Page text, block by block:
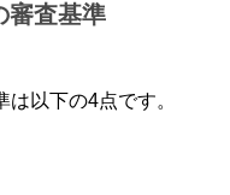
審査基準
以下の4点です。